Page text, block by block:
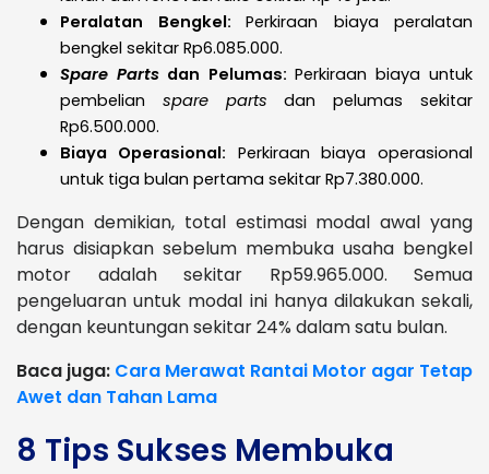
Peralatan Bengkel: Perkiraan biaya peralatan
bengkel sekitar Rp6.085.000.
Spare Parts dan Pelumas: Perkiraan biaya untuk
pembelian spare parts dan pelumas sekitar
Rp6.500.000.
Biaya Operasional: Perkiraan biaya operasional
untuk tiga bulan pertama sekitar Rp7.380.000.
Dengan demikian, total estimasi modal awal yang
harus disiapkan sebelum membuka usaha bengkel
motor adalah sekitar Rp59.965.000. Semua
pengeluaran untuk modal ini hanya dilakukan sekali,
dengan keuntungan sekitar 24% dalam satu bulan.
Baca juga: Cara Merawat Rantai Motor agar Tetap
Awet dan Tahan Lama
8 Tips Sukses Membuka